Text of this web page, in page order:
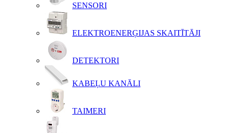
SENSORI
ELEKTROENERĢIJAS SKAITĪTĀJI
DETEKTORI
KABEĻU KANĀLI
TAIMERI